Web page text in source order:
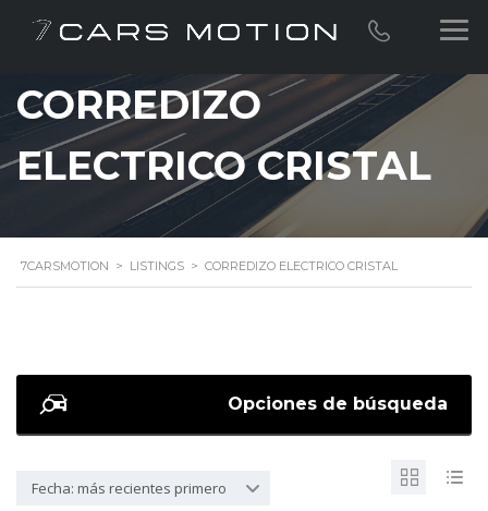
CORREDIZO
ELECTRICO CRISTAL
7CARSMOTION > LISTINGS > CORREDIZO ELECTRICO CRISTAL
Opciones de búsqueda
Fecha: más recientes primero